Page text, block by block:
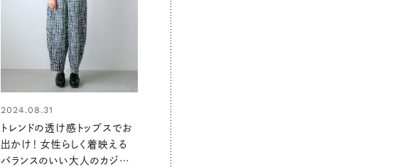
2024.08.31
トレンドの透け感トップスでお
出かけ！ 女性らしく着映える
バランスのいい大人のカジュ